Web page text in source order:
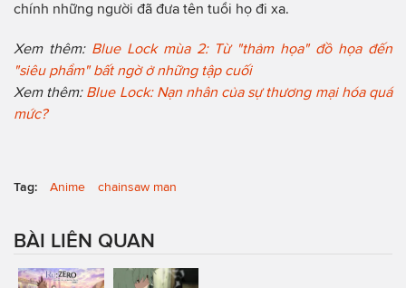
chính những người đã đưa tên tuổi họ đi xa.
Xem thêm: Blue Lock mùa 2: Từ "thảm họa" đồ họa đến
"siêu phẩm" bất ngờ ở những tập cuối
Xem thêm: Blue Lock: Nạn nhân của sự thương mại hóa quá
mức?
Tag: Anime chainsaw man
BÀI LIÊN QUAN